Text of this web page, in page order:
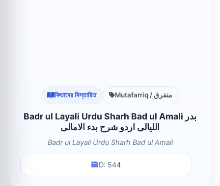
কিতাবের বিস্তারিত Mutafarriq / متفرق
Badr ul Layali Urdu Sharh Bad ul Amali بدر
اللیالی اردو شرح بدء الامالی
Badr ul Layali Urdu Sharh Bad ul Amali
ID: 544